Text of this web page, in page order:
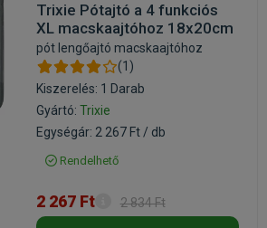
Trixie Pótajtó a 4 funkciós
XL macskaajtóhoz 18x20cm
pót lengőajtó macskaajtóhoz
(1)
Kiszerelés: 1 Darab
Gyártó: Trixie
Egységár: 2 267 Ft / db
Rendelhető
2 267 Ft 2 834 Ft